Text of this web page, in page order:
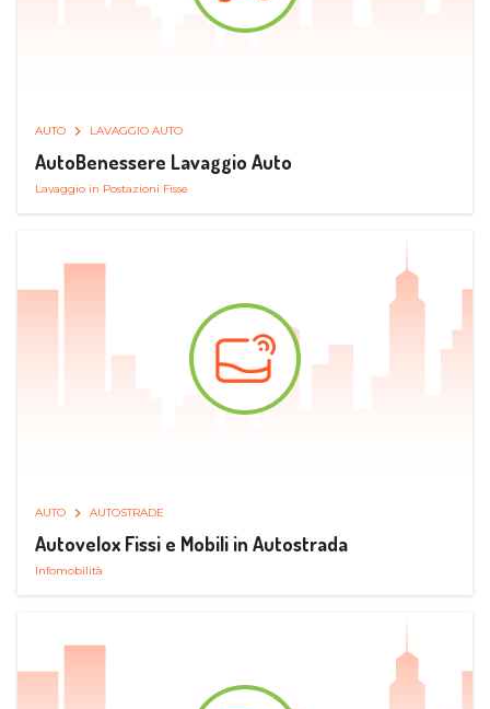
AUTO LAVAGGIO AUTO
AutoBenessere Lavaggio Auto
Lavaggio in Postazioni Fisse
AUTO AUTOSTRADE
Autovelox Fissi e Mobili in Autostrada
Infomobilità